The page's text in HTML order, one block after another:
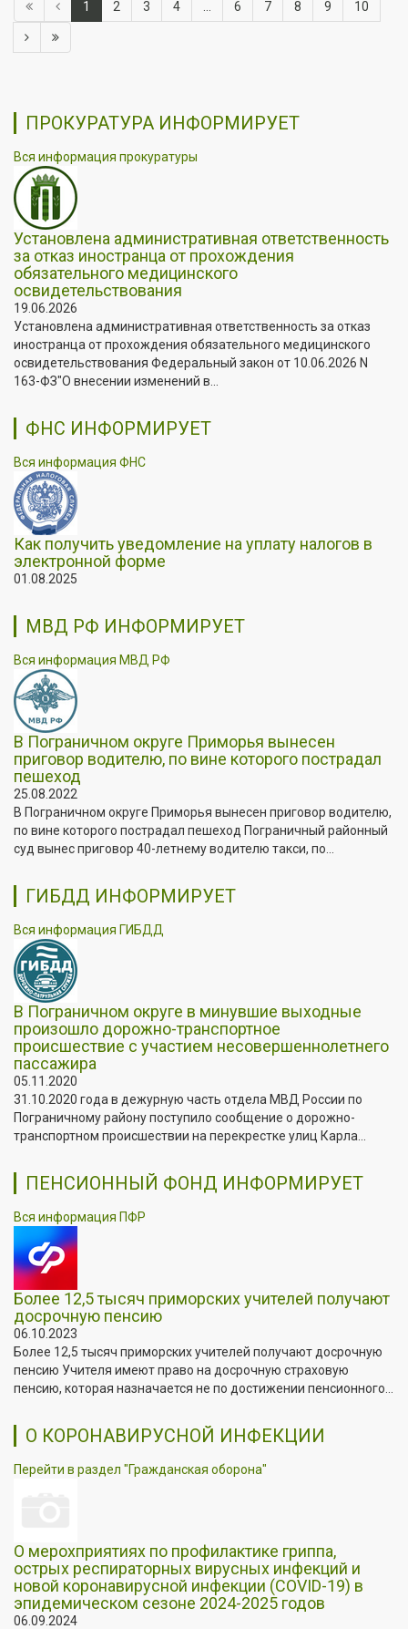
1 2 3 4 6 7 8 9 10
ПРОКУРАТУРА ИНФОРМИРУЕТ
Вся информация прокуратуры
Установлена административная ответственность
за отказ иностранца от прохождения
обязательного медицинского
освидетельствования
19.06.2026
Установлена административная ответственность за отказ
иностранца от прохождения обязательного медицинского
освидетельствования Федеральный закон от 10.06.2026 N
163-ФЗ"О внесении изменений в...
ФНС ИНФОРМИРУЕТ
Вся информация ФНС
Как получить уведомление на уплату налогов в
электронной форме
01.08.2025
МВД РФ ИНФОРМИРУЕТ
Вся информация МВД РФ
В Пограничном округе Приморья вынесен
приговор водителю, по вине которого пострадал
пешеход
25.08.2022
В Пограничном округе Приморья вынесен приговор водителю,
по вине которого пострадал пешеход Пограничный районный
суд вынес приговор 40-летнему водителю такси, по...
ГИБДД ИНФОРМИРУЕТ
Вся информация ГИБДД
В Пограничном округе в минувшие выходные
произошло дорожно-транспортное
происшествие с участием несовершеннолетнего
пассажира
05.11.2020
31.10.2020 года в дежурную часть отдела МВД России по
Пограничному району поступило сообщение о дорожно-
транспортном происшествии на перекрестке улиц Карла...
ПЕНСИОННЫЙ ФОНД ИНФОРМИРУЕТ
Вся информация ПФР
Более 12,5 тысяч приморских учителей получают
досрочную пенсию
06.10.2023
Более 12,5 тысяч приморских учителей получают досрочную
пенсию Учителя имеют право на досрочную страховую
пенсию, которая назначается не по достижении пенсионного...
О КОРОНАВИРУСНОЙ ИНФЕКЦИИ
Перейти в раздел "Гражданская оборона"
О мерохприятиях по профилактике гриппа,
острых респираторных вирусных инфекций и
новой коронавирусной инфекции (COVID-19) в
эпидемическом сезоне 2024-2025 годов
06.09.2024